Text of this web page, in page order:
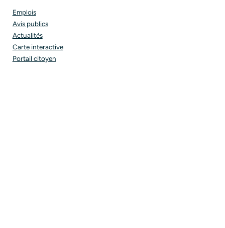
Emplois
Avis publics
Actualités
Carte interactive
Portail citoyen